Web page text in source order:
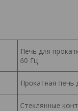
Печь для
60 Гц
Прокатная печь
Стеклянные